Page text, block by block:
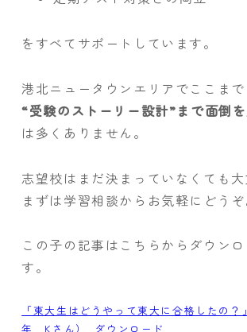
をすべてサポートしています。
港北ニュータウンエリアでここまで
“受験のストーリー設計”まで面倒
は多くありません。
志望校はまだ決まっていなくても大
まずは学習相談からお気軽にどうぞ
この子の記事はこちらからダウン
す。
「東大生はどうやって東大に合格したの
年 Kさん）
ダウンロード